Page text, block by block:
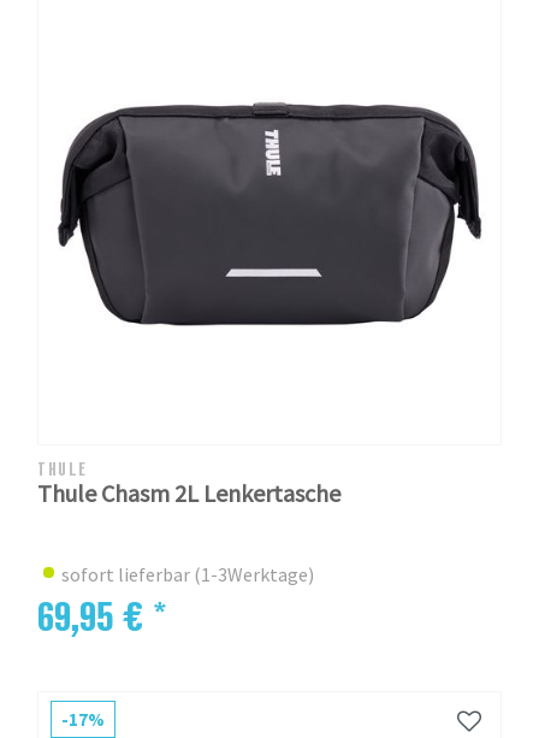
THULE
Thule Chasm 2L Lenkertasche
sofort lieferbar (1-3Werktage)
69,95 € *
-17%